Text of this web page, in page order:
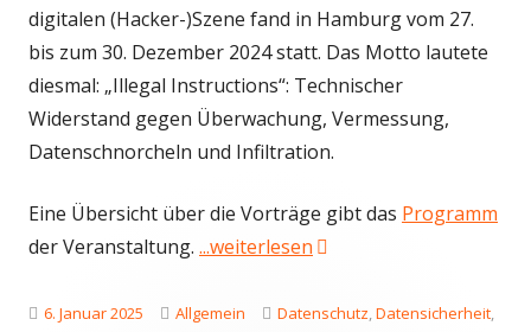
digitalen (Hacker-)Szene fand in Hamburg vom 27.
bis zum 30. Dezember 2024 statt. Das Motto lautete
diesmal: „Illegal Instructions“: Technischer
Widerstand gegen Überwachung, Vermessung,
Datenschnorcheln und Infiltration.
Eine Übersicht über die Vorträge gibt das Programm
der Veranstaltung. ...weiterlesen "Impulse vom 38.
Veröffentlicht
6. Januar 2025 Kategorien
Allgemein Schlagwörter
Datenschutz,Datensicherheit,